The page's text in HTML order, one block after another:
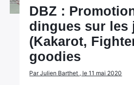
DBZ :
dingues sur les
(Kakarot,
goodies
Par Julien Barthet , le 11 mai 2020